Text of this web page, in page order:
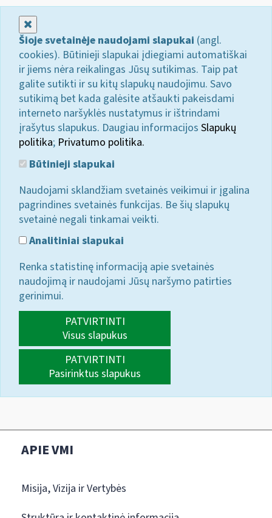
Šioje svetainėje naudojami slapukai (angl.
cookies). Būtinieji slapukai įdiegiami automatiškai
ir jiems nėra reikalingas Jūsų sutikimas. Taip pat
galite sutikti ir su kitų slapukų naudojimu. Savo
sutikimą bet kada galėsite atšaukti pakeisdami
interneto naršyklės nustatymus ir ištrindami
įrašytus slapukus. Daugiau informacijos Slapukų
politika; Privatumo politika.
Būtinieji slapukai
Naudojami sklandžiam svetainės veikimui ir įgalina
pagrindines svetainės funkcijas. Be šių slapukų
svetainė negali tinkamai veikti.
Analitiniai slapukai
Renka statistinę informaciją apie svetainės
naudojimą ir naudojami Jūsų naršymo patirties
gerinimui.
PATVIRTINTI
Visus slapukus
PATVIRTINTI
Pasirinktus slapukus
APIE VMI
Misija, Vizija ir Vertybės